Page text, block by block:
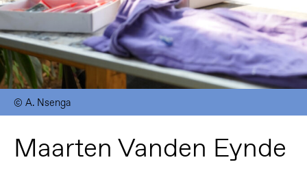
© A. Nsenga
Maarten Vanden Eynde